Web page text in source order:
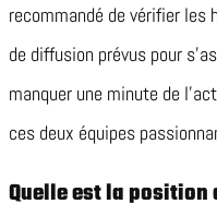
recommandé de vérifier les
de diffusion prévus pour
manquer une minute de
ces deux équipes
Quelle est la position